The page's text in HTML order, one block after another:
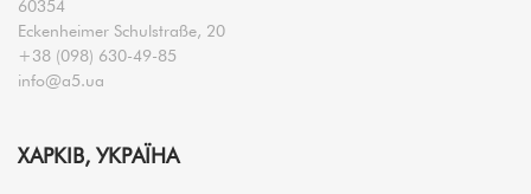
60354
Eckenheimer Schulstraße, 20
+38 (098) 630-49-85
info@a5.ua
ХАРКІВ, УКРАЇНА